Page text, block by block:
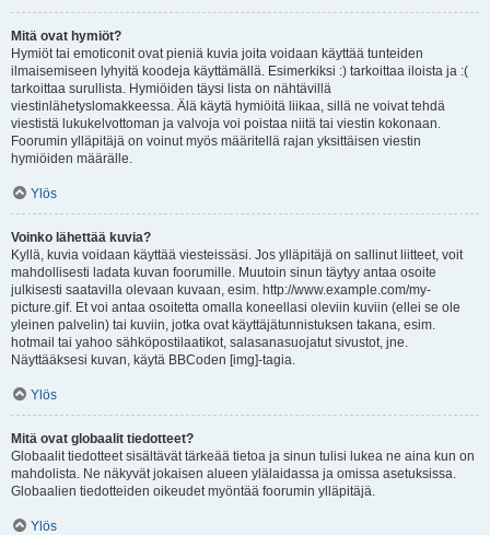
Mitä ovat hymiöt?
Hymiöt tai emoticonit ovat pieniä kuvia joita voidaan käyttää tunteiden
ilmaisemiseen lyhyitä koodeja käyttämällä. Esimerkiksi :) tarkoittaa iloista ja :(
tarkoittaa surullista. Hymiöiden täysi lista on nähtävillä
viestinlähetyslomakkeessa. Älä käytä hymiöitä liikaa, sillä ne voivat tehdä
viestistä lukukelvottoman ja valvoja voi poistaa niitä tai viestin kokonaan.
Foorumin ylläpitäjä on voinut myös määritellä rajan yksittäisen viestin
hymiöiden määrälle.
Ylös
Voinko lähettää kuvia?
Kyllä, kuvia voidaan käyttää viesteissäsi. Jos ylläpitäjä on sallinut liitteet, voit
mahdollisesti ladata kuvan foorumille. Muutoin sinun täytyy antaa osoite
julkisesti saatavilla olevaan kuvaan, esim. http://www.example.com/my-
picture.gif. Et voi antaa osoitetta omalla koneellasi oleviin kuviin (ellei se ole
yleinen palvelin) tai kuviin, jotka ovat käyttäjätunnistuksen takana, esim.
hotmail tai yahoo sähköpostilaatikot, salasanasuojatut sivustot, jne.
Näyttääksesi kuvan, käytä BBCoden [img]-tagia.
Ylös
Mitä ovat globaalit tiedotteet?
Globaalit tiedotteet sisältävät tärkeää tietoa ja sinun tulisi lukea ne aina kun on
mahdolista. Ne näkyvät jokaisen alueen ylälaidassa ja omissa asetuksissa.
Globaalien tiedotteiden oikeudet myöntää foorumin ylläpitäjä.
Ylös